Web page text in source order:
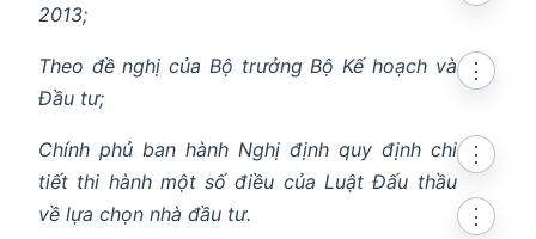
2013;
Theo đề nghị của Bộ trưởng Bộ Kế hoạch và
Đầu tư;
⋮
Chính phủ ban hành Nghị định quy định chi
tiết thi hành một số điều của Luật Đấu thầu
về lựa chọn nhà đầu tư.
⋮
⋮